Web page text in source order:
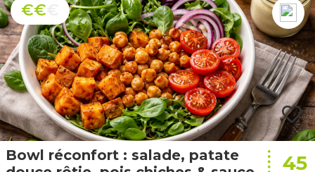
€€
Bowl réconfort : salade, patate
45